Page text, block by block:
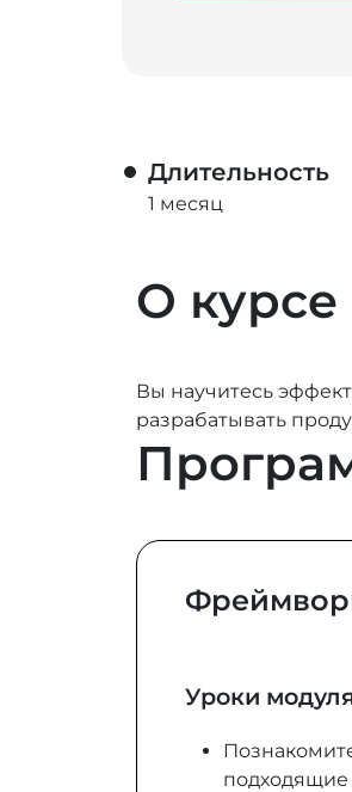
Длительность
1 месяц
О курсе
Вы научитесь
разрабатывать
Уроки